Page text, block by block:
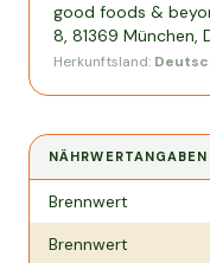
good foods &
8, 81369 München,
Herkunftsland:
Nährwertangaben pro
Brennwert
Brennwert